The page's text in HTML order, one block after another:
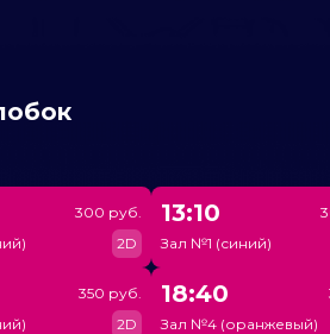
300 руб.
2D
13:10
Зал №1 (синий)
350 руб.
2D
18:40
Зал №4 (оранжевый)